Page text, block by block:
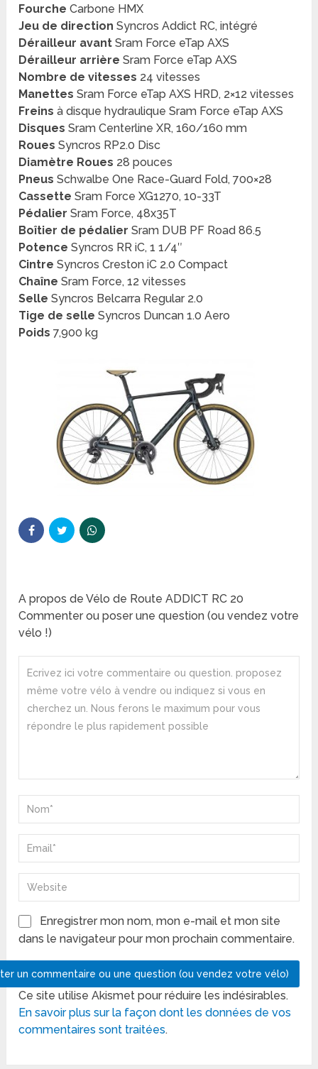
Fourche Carbone HMX
Jeu de direction Syncros Addict RC, intégré
Dérailleur avant Sram Force eTap AXS
Dérailleur arrière Sram Force eTap AXS
Nombre de vitesses 24 vitesses
Manettes Sram Force eTap AXS HRD, 2×12 vitesses
Freins à disque hydraulique Sram Force eTap AXS
Disques Sram Centerline XR, 160/160 mm
Roues Syncros RP2.0 Disc
Diamètre Roues 28 pouces
Pneus Schwalbe One Race-Guard Fold, 700×28
Cassette Sram Force XG1270, 10-33T
Pédalier Sram Force, 48x35T
Boîtier de pédalier Sram DUB PF Road 86.5
Potence Syncros RR iC, 1 1/4″
Cintre Syncros Creston iC 2.0 Compact
Chaîne Sram Force, 12 vitesses
Selle Syncros Belcarra Regular 2.0
Tige de selle Syncros Duncan 1.0 Aero
Poids 7,900 kg
A propos de Vélo de Route ADDICT RC 20
Commenter ou poser une question (ou vendez votre
vélo !)
Enregistrer mon nom, mon e-mail et mon site
dans le navigateur pour mon prochain commentaire.
Ce site utilise Akismet pour réduire les indésirables.
En savoir plus sur la façon dont les données de vos
commentaires sont traitées.